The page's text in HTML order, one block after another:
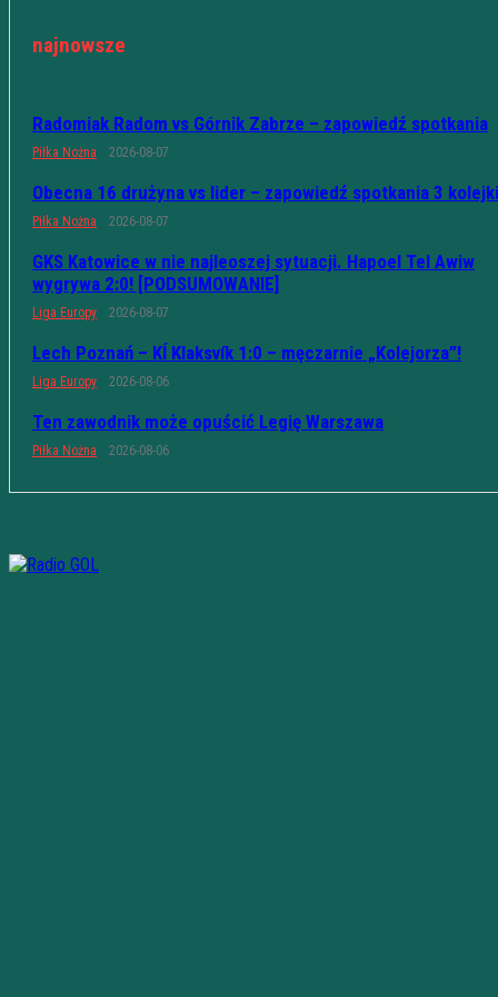
najnowsze
Radomiak Radom vs Górnik Zabrze – zapowiedź spotkania
Piłka Nożna 2026-08-07
Obecna 16 drużyna vs lider – zapowiedź spotkania 3 kolejki
Piłka Nożna 2026-08-07
GKS Katowice w nie najleoszej sytuacji. Hapoel Tel Awiw
wygrywa 2:0! [PODSUMOWANIE]
Liga Europy 2026-08-07
Lech Poznań – KÍ Klaksvík 1:0 – męczarnie „Kolejorza”!
Liga Europy 2026-08-06
Ten zawodnik może opuścić Legię Warszawa
Piłka Nożna 2026-08-06